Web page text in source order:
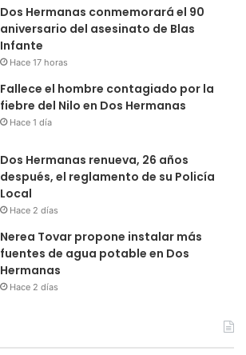
Dos Hermanas conmemorará el 90
aniversario del asesinato de Blas
Infante
Hace 17 horas
Fallece el hombre contagiado por la
fiebre del Nilo en Dos Hermanas
Hace 1 día
Dos Hermanas renueva, 26 años
después, el reglamento de su Policía
Local
Hace 2 días
Nerea Tovar propone instalar más
fuentes de agua potable en Dos
Hermanas
Hace 2 días